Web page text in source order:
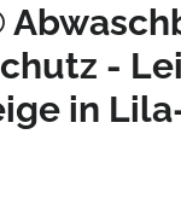
-
in